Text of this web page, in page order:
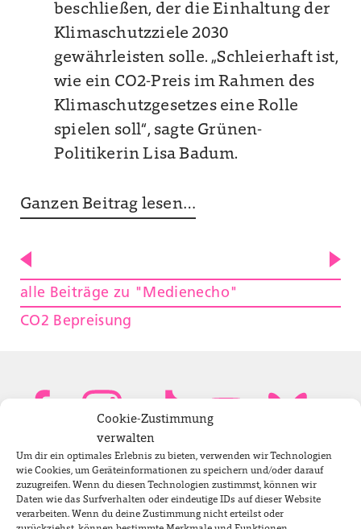
Cookie-Zustimmung
verwalten
Um dir ein optimales Erlebnis zu bieten, verwenden wir Technologien
wie Cookies, um Geräteinformationen zu speichern und/oder darauf
zuzugreifen. Wenn du diesen Technologien zustimmst, können wir
Daten wie das Surfverhalten oder eindeutige IDs auf dieser Website
verarbeiten. Wenn du deine Zustimmung nicht erteilst oder
beschließen, der die Einhaltung der
Klimaschutzziele 2030
gewährleisten solle. „Schleierhaft ist,
wie ein CO2-Preis im Rahmen des
Klimaschutzgesetzes eine Rolle
spielen soll“, sagte Grünen-
Politikerin Lisa Badum.
Ganzen Beitrag lesen …
alle Beiträge zu "Medienecho"
CO2 Bepreisung
Bundestagsabgeordnete